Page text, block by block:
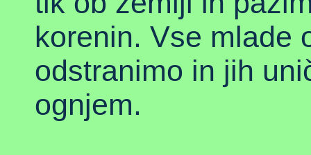
korenin. Vse mlade
odstranimo in jih
ognjem.